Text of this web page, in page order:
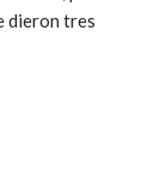
dieron tres